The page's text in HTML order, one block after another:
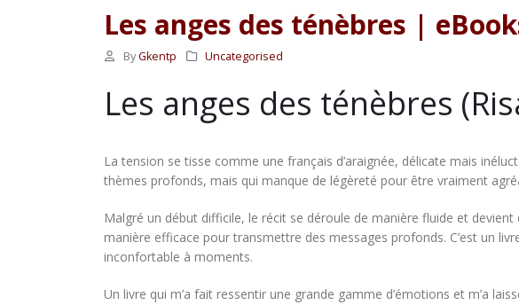
Les anges des ténèbres |
By Gkentp Uncategorised
Les anges des ténèbres
La tension se tisse comme une français d’araignée, délicate mais
thèmes profonds, mais qui manque de légèreté pour être vraiment
Malgré un début difficile, le récit se déroule de manière fluide et
manière efficace pour transmettre des messages profonds. C’est un
inconfortable à moments.
Un livre qui m’a fait ressentir une grande gamme d’émotions et m’a